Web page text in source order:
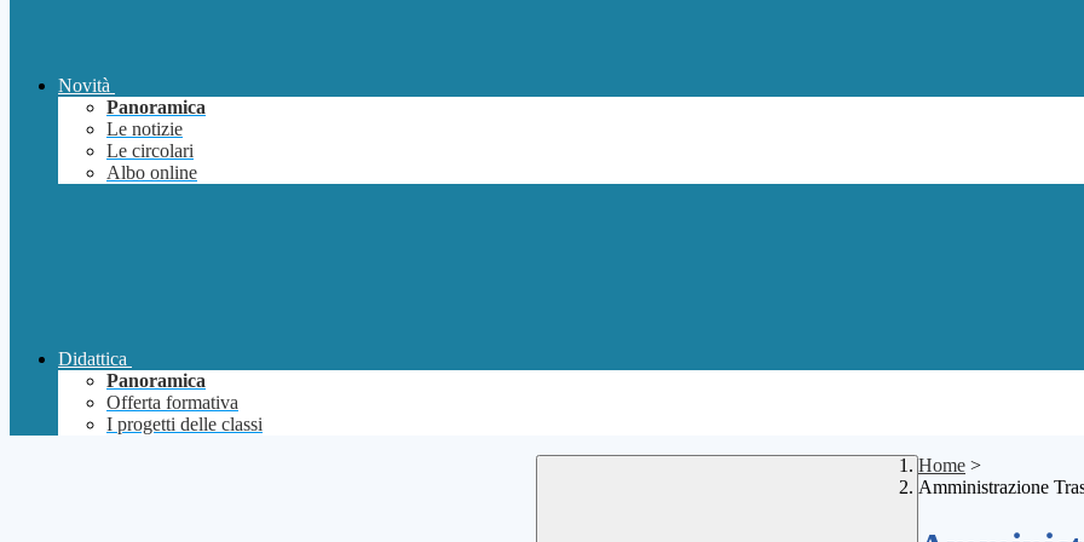
Novità
Panoramica
Le notizie
Le circolari
Albo online
Didattica
Panoramica
Offerta formativa
I progetti delle classi
Home >
Amministrazione